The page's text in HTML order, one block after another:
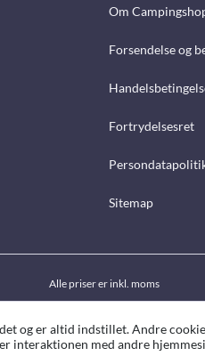
Om
Forsendelse og
Fortrydelsesret
Sitemap
Alle priser er inkl. moms
og er altid indstillet. Andre
interaktionen med andre